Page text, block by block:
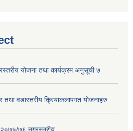
योजना तथा कार्यक्रम अनुसूची ७
वडास्तरीय क्रियाकलापगत योजनाहरु
२०७५/७६ नगरस्तरीय